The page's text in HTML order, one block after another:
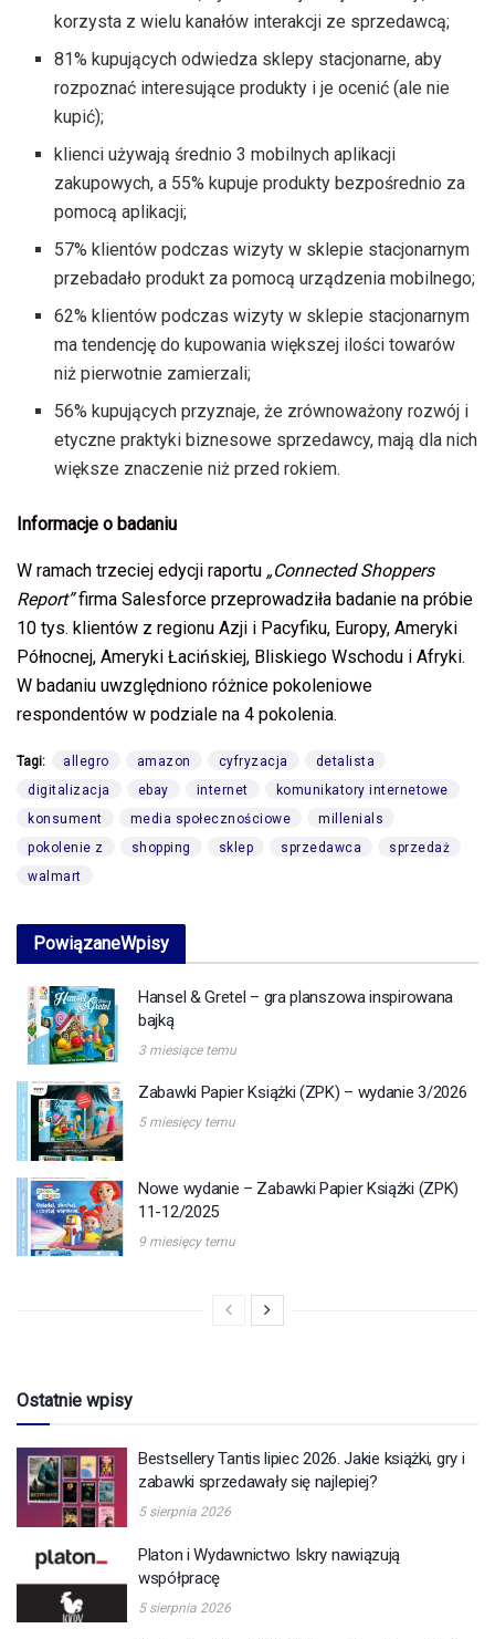
korzysta z wielu kanałów interakcji ze sprzedawcą;
81% kupujących odwiedza sklepy stacjonarne, aby
rozpoznać interesujące produkty i je ocenić (ale nie
kupić);
klienci używają średnio 3 mobilnych aplikacji
zakupowych, a 55% kupuje produkty bezpośrednio za
pomocą aplikacji;
57% klientów podczas wizyty w sklepie stacjonarnym
przebadało produkt za pomocą urządzenia mobilnego;
62% klientów podczas wizyty w sklepie stacjonarnym
ma tendencję do kupowania większej ilości towarów
niż pierwotnie zamierzali;
56% kupujących przyznaje, że zrównoważony rozwój i
etyczne praktyki biznesowe sprzedawcy, mają dla nich
większe znaczenie niż przed rokiem.
Informacje o badaniu
W ramach trzeciej edycji raportu „Connected Shoppers
Report”firma Salesforce przeprowadziła badanie na próbie
10 tys. klientów z regionu Azji i Pacyfiku, Europy, Ameryki
Północnej, Ameryki Łacińskiej, Bliskiego Wschodu i Afryki.
W badaniu uwzględniono różnice pokoleniowe
respondentów w podziale na 4 pokolenia.
Tagi: allegro amazon cyfryzacja
detalista
digitalizacja
ebay internet
komunikatory internetowe
konsument
media społecznościowe
millenials
pokolenie z
shopping sklep sprzedawca
sprzedaż
walmart
PowiązaneWpisy
Hansel & Gretel – gra planszowa inspirowana
bajką
3 miesiące temu
Zabawki Papier Książki (ZPK) – wydanie 3/2026
5 miesięcy temu
Nowe wydanie – Zabawki Papier Książki (ZPK)
11-12/2025
9 miesięcy temu
Ostatnie wpisy
Bestsellery Tantis lipiec 2026. Jakie książki, gry i
zabawki sprzedawały się najlepiej?
5 sierpnia 2026
Platon i Wydawnictwo Iskry nawiązują
współpracę
5 sierpnia 2026